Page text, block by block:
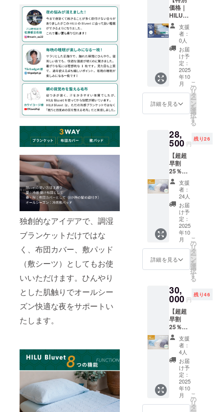
独創的なアイデアで、調湿
ブランケットだけではな
く、布団カバー、敷パッド
（敷シーツ）としてもお使
いいただけます。ひんやり
とした肌触りでオールシー
ズン快適な夜をサポートい
たします。
おりま
す
す
アイボ
リー ※
本リ
ターン
の購入
は過去
ご支援
いただ
いた方
を対象
として
おりま
す。購
パス
ワード
を記入
してく
ださ
い。 ※
一般販
売予定
価格
160,000
円の
52％OF
F ※記載
の販売
価格に
つきま
して
送料込
みの価
格と
なって
おりま
す
価格｜
HILU
Bluvet
4枚セッ
ト ダブ
ル】 ・
HILU
Bluvet
：4枚
色をお
選びく
ださ
い。
色：ヘ
イズブ
アッ
シュグ
レー、
アイボ
リー ※
本リ
ターン
の購入
は過去
ご支援
いただ
いた方
を対象
として
おりま
す。購
入の
ワード
を記入
してく
ださ
い。 ※
一般販
売予定
価格
168,000
円の
52％OF
F ※記載
の販売
価格に
つきま
して
支援
者：
0人
お届
け予
定：
2025
年10
月
詳細を見る
こ
の
リ
タ
ー
ン
を
選
択
す
る
28,
500 円
残り26
【超超
早割
25％OF
F｜
HILU
Bluvet
単品 シ
ング
ル】 ・
HILU
Bluvet
：1枚
色をお
選びく
ださ
い。
イズブ
ルー、
アッ
シュグ
レー、
アイボ
リー ※
一般販
売予定
価格
38,000
円の
35％OF
F ※記載
の販売
価格に
支援
者：
24人
お届
け予
定：
2025
年10
月
詳細を見る
こ
の
リ
タ
ー
ン
を
選
択
す
る
30,
000 円
残り46
【超超
早割
25％OF
F｜
HILU
Bluvet
単品 セ
ミダブ
ル】 ・
HILU
Bluvet
：1枚
色をお
支援
者：
4人
お届
け予
定：
2025
年10
月
こ
の
リ
タ